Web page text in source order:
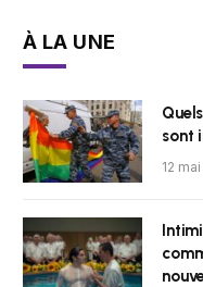
À LA UNE
sont
12